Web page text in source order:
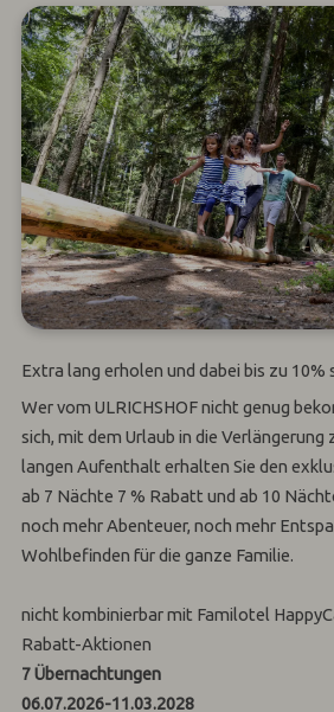
Extra lang erholen und dabei bis zu 10%
Wer vom ULRICHSHOF nicht genug
sich, mit dem Urlaub in die Verlängerung
langen Aufenthalt erhalten Sie den
ab 7 Nächte 7 % Rabatt und ab 10
noch mehr Abenteuer, noch mehr
Wohlbefinden für die ganze Familie.
nicht kombinierbar mit Familotel
Rabatt-Aktionen
7Übernachtungen
06.07.2026-11.03.2028